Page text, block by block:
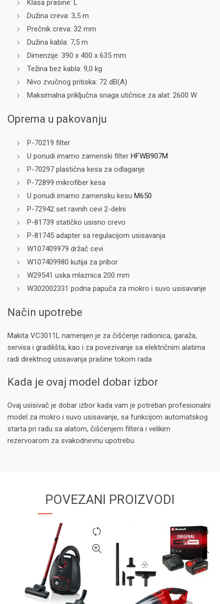
Klasa prašine: L
Dužina creva: 3,5 m
Prečnik creva: 32 mm
Dužina kabla: 7,5 m
Dimenzije: 390 x 400 x 635 mm
Težina bez kabla: 9,0 kg
Nivo zvučnog pritiska: 72 dB(A)
Maksimalna priključna snaga utičnice za alat: 2600 W
Oprema u pakovanju
P-70219 filter
U ponudi imamo zamenski filter HFWB907M
P-70297 plastična kesa za odlaganje
P-72899 mikrofiber kesa
U ponudi imamo zamensku kesu M650
P-72942 set ravnih cevi 2-delni
P-81739 statičko usisno crevo
P-81745 adapter sa regulacijom usisavanja
W107409979 držač cevi
W107409980 kutija za pribor
W29541 uska mlaznica 200 mm
W302002331 podna papuča za mokro i suvo usisavanje
Način upotrebe
Makita VC3011L namenjen je za čišćenje radionica, garaža,
servisa i gradilišta, kao i za povezivanje sa električnim alatima
radi direktnog usisavanja prašine tokom rada.
Kada je ovaj model dobar izbor
Ovaj usisivač je dobar izbor kada vam je potreban profesionalni
model za mokro i suvo usisavanje, sa funkcijom automatskog
starta pri radu sa alatom, čišćenjem filtera i velikim
rezervoarom za svakodnevnu upotrebu.
POVEZANI PROIZVODI